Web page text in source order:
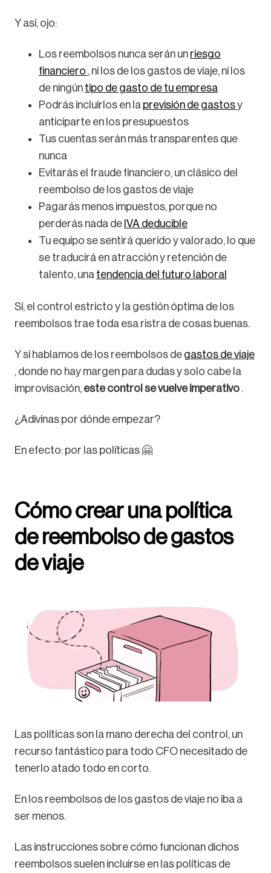
Y así, ojo:
Los reembolsos nunca serán un riesgo
financiero , ni los de los gastos de viaje, ni los
de ningún tipo de gasto de tu empresa
Podrás incluirlos en la previsión de gastosy
anticiparte en los presupuestos
Tus cuentas serán más transparentes que
nunca
Evitarás el fraude financiero, un clásico del
reembolso de los gastos de viaje
Pagarás menos impuestos, porque no
perderás nada de IVA deducible
Tu equipo se sentirá querido y valorado, lo que
se traducirá en atracción y retención de
talento, una tendencia del futuro laboral
Sí, el control estricto y la gestión óptima de los
reembolsos trae toda esa ristra de cosas buenas.
Y si hablamos de los reembolsos de gastos de viaje
, donde no hay margen para dudas y solo cabe la
improvisación, este control se vuelve imperativo .
¿Adivinas por dónde empezar?
En efecto: por las políticas 🤗
Cómo crear una política
de reembolso de gastos
de viaje
Las políticas son la mano derecha del control, un
recurso fantástico para todo CFO necesitado de
tenerlo atado todo en corto.
En los reembolsos de los gastos de viaje no iba a
ser menos.
Las instrucciones sobre cómo funcionan dichos
reembolsos suelen incluirse en las políticas de